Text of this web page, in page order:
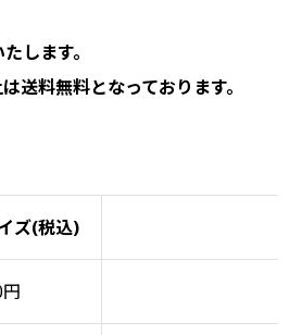
します。
送料無料となっております。
ズ(税込)